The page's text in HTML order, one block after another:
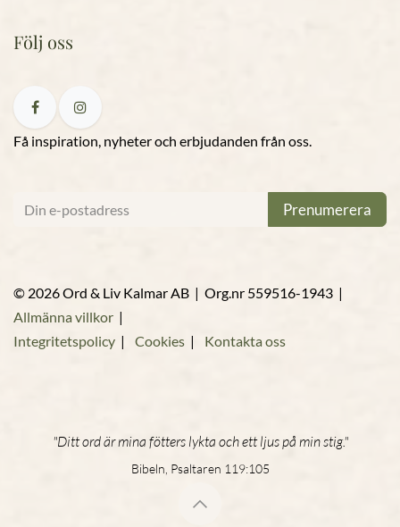
Följ oss
Få inspiration, nyheter och erbjudanden från oss.
Prenumerera
© 2026 Ord & Liv Kalmar AB | Org.nr 559516-1943 |
Allmänna villkor |
Integritetspolicy | Cookies | Kontakta oss
"Ditt ord är mina fötters lykta och ett ljus på min stig."
Bibeln, Psaltaren 119:105